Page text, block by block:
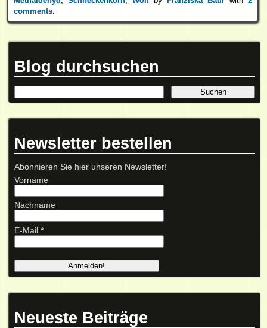
comments.
Blog durchsuchen
Newsletter bestellen
Abonnieren Sie hier unseren Newsletter!
Vorname
Nachname
E-Mail *
Neueste Beiträge